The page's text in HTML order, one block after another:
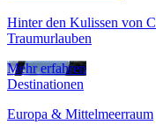
Hinter den Kulissen von
Traumurlauben
Mehr erfahren
Destinationen
Europa & Mittelmeerraum